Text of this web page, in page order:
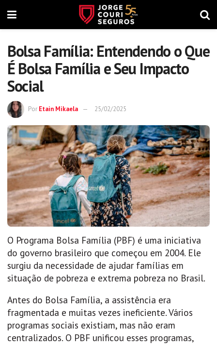
Bolsa Família: Entendendo o Que
É Bolsa Família e Seu Impacto
Social
Por Etain Mikaela 25/02/2025
O Programa Bolsa Família (PBF) é uma iniciativa
do governo brasileiro que começou em 2004. Ele
surgiu da necessidade de ajudar famílias em
situação de pobreza e extrema pobreza no Brasil.
Antes do Bolsa Família, a assistência era
fragmentada e muitas vezes ineficiente. Vários
programas sociais existiam, mas não eram
centralizados. O PBF unificou esses programas,